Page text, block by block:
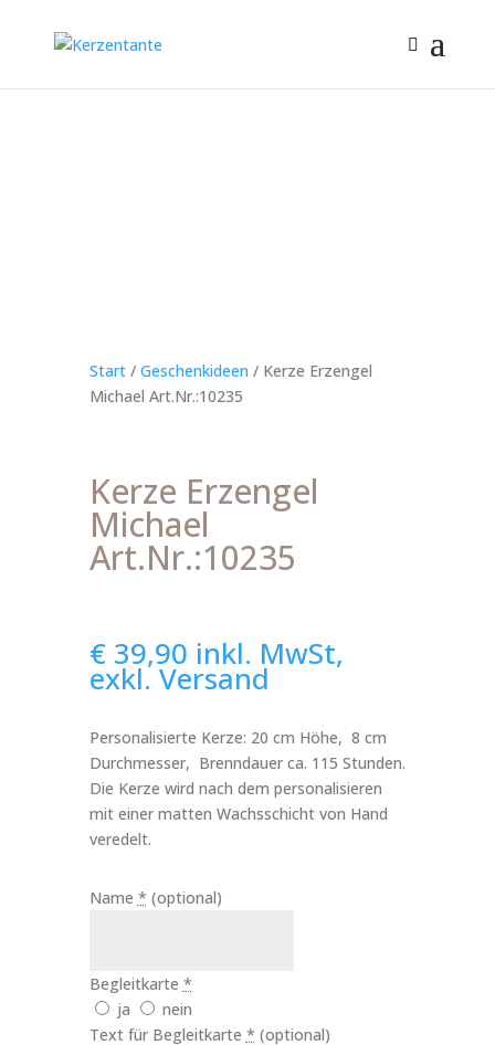
Start/ Geschenkideen / Kerze Erzengel
Michael Art.Nr.:10235
Kerze Erzengel
Michael
Art.Nr.:10235
€39,90 inkl. MwSt,
exkl. Versand
Personalisierte Kerze: 20 cm Höhe, 8 cm
Durchmesser, Brenndauer ca. 115 Stunden.
Die Kerze wird nach dem personalisieren
mit einer matten Wachsschicht von Hand
veredelt.
Name * (optional)
Begleitkarte *
ja
nein
Text für Begleitkarte * (optional)